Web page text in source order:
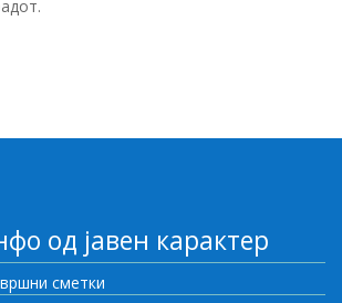
од јавен карактер
сметки